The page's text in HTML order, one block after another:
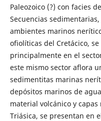
Paleozoico (?) con facies
Secuencias
ambientes marinos
ofiolíticas del Cretácico,
principalmente en el
este mismo sector aflora
sedimentitas marinas
depósitos marinos de
material volcánico y
Triásica, se presentan en